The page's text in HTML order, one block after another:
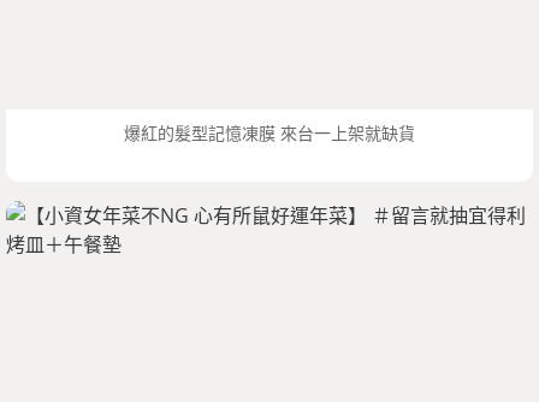
爆紅的髮型記憶凍膜 來台一上架就缺貨